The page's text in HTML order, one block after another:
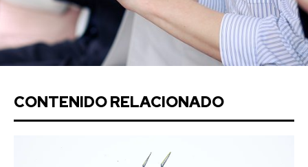
CONTENIDO RELACIONADO